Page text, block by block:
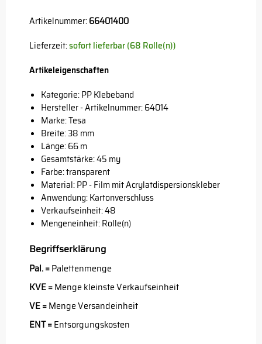
Artikelnummer:66401400
Lieferzeit:sofort lieferbar (68 Rolle(n))
Artikeleigenschaften
Kategorie: PP Klebeband
Hersteller - Artikelnummer: 64014
Marke:Tesa
Breite: 38 mm
Länge: 66 m
Gesamtstärke: 45 my
Farbe: transparent
Material: PP - Film mit Acrylatdispersionskleber
Anwendung: Kartonverschluss
Verkaufseinheit: 48
Mengeneinheit: Rolle(n)
Begriffserklärung
Pal. =Palettenmenge
KVE =Menge kleinste Verkaufseinheit
VE =Menge Versandeinheit
ENT =Entsorgungskosten